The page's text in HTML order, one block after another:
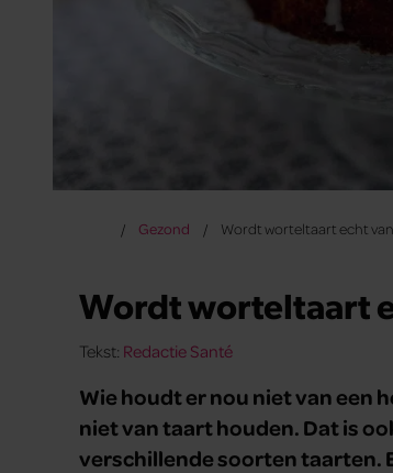
Gezond Wordt worteltaart echt
Wordt worteltaart
Tekst: Redactie Santé
Wie houdt er nou niet van een
niet van taart houden. Dat is
verschillende soorten taarten.